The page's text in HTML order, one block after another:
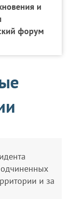
и
форум
и за